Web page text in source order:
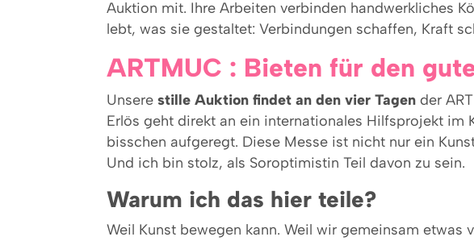
Auktion mit. Ihre Arbeiten verbinden handwerkliches
lebt, was sie gestaltet: Verbindungen schaffen, Kraft
ARTMUC : Bieten für den
Unsere stille Auktion findet an den vier Tagen der
Erlös geht direkt an ein internationales Hilfsprojekt im
bisschen aufgeregt. Diese Messe ist nicht nur ein
Und ich bin stolz, als Soroptimistin Teil davon zu sein.
Warum ich das hier teile?
Weil Kunst bewegen kann. Weil wir gemeinsam